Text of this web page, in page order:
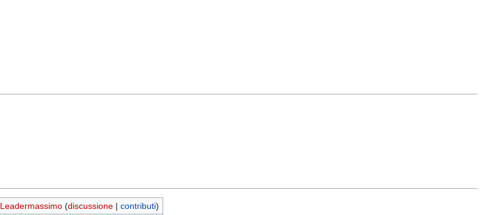
Leadermassimo (discussione| contributi)